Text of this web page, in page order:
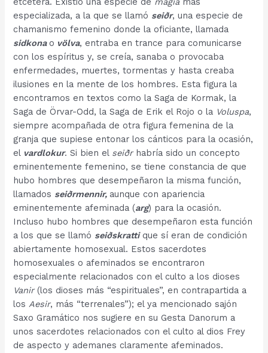
especializada, a la que se llamó seiðr, una especie de
chamanismo femenino donde la oficiante, llamada
sidkona o völva, entraba en trance para comunicarse
con los espíritus y, se creía, sanaba o provocaba
enfermedades, muertes, tormentas y hasta creaba
ilusiones en la mente de los hombres. Esta figura la
encontramos en textos como la Saga de Kormak, la
Saga de Örvar-Odd, la Saga de Erik el Rojo o la Voluspa,
siempre acompañada de otra figura femenina de la
granja que supiese entonar los cánticos para la ocasión,
el vardlokur. Si bien el seiðrhabría sido un concepto
eminentemente femenino, se tiene constancia de que
hubo hombres que desempeñaron la misma función,
llamados seiðrmennir, aunque con apariencia
eminentemente afeminada (arg) para la ocasión.
Incluso hubo hombres que desempeñaron esta función
a los que se llamó seiðskrattique sí eran de condición
abiertamente homosexual. Estos sacerdotes
homosexuales o afeminados se encontraron
especialmente relacionados con el culto a los dioses
Vanir(los dioses más “espirituales”, en contrapartida a
losAesir, más “terrenales”); el ya mencionado sajón
Saxo Gramático nos sugiere en su Gesta Danorum a
unos sacerdotes relacionados con el culto al dios Frey
de aspecto y ademanes claramente afeminados.